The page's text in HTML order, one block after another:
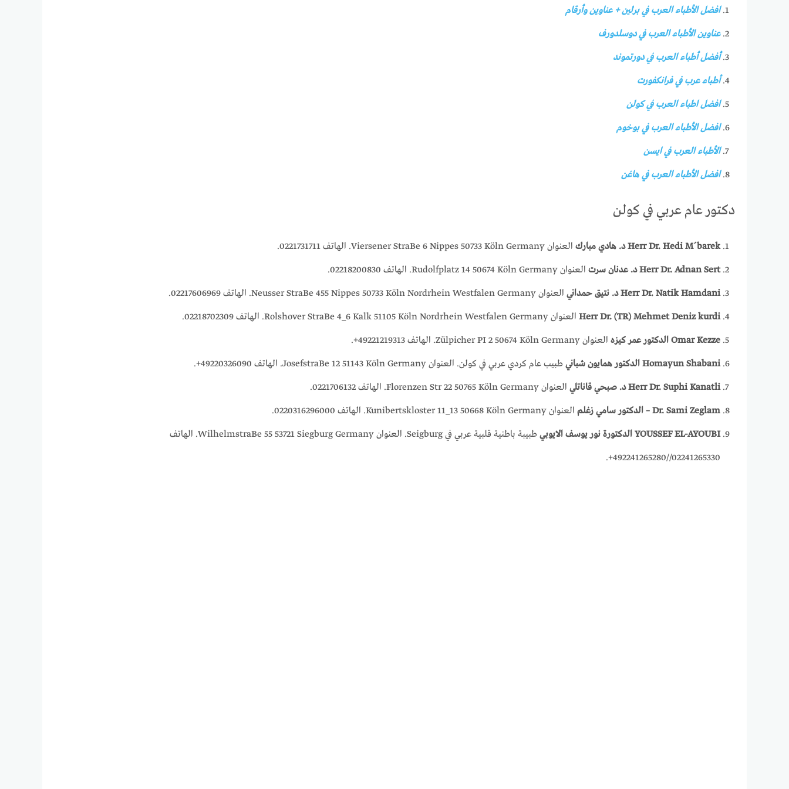
افضل الأطباء العرب في برلين + عناوين وأرقام
عناوين الأطباء العرب في دوسلدورف
أفضل أطباء العرب في دورتموند
أطباء عرب في فرانكفورت
افضل اطباء العرب في كولن
افضل الأطباء العرب في بوخوم
الأطباء العرب في ايسن
افضل الأطباء العرب في هاغن
دكتور عام عربي في كولن
Herr Dr. Hedi M´barek د. هادي مبارك
العنوان Viersener StraBe 6 Nippes 50733 Köln Germany. الهاتف 0221731711.
Herr Dr. Adnan Sert د. عدنان سرت
العنوان Rudolfplatz 14 50674 Köln Germany. الهاتف 02218200830.
Herr Dr. Natik Hamdani د. نتيق حمداني
العنوان Neusser StraBe 455 Nippes 50733 Köln Nordrhein Westfalen Germany. الهاتف 02217606969.
Herr Dr. (TR) Mehmet Deniz kurdi العنوان Rolshover StraBe 4_6 Kalk 51105 Köln Nordrhein Westfalen Germany. الهاتف 02218702309.
Omar Kezze الدكتور عمر كيزه
العنوان Zülpicher PI 2 50674 Köln Germany. الهاتف 49221219313+.
Homayun Shabani الدكتور همايون شباني
طبيب عام كردي عربي في كولن. العنوان JosefstraBe 12 51143 Köln Germany. الهاتف 49220326090+.
Herr Dr. Suphi Kanatli د. صبحي قاناتلي
العنوان Florenzen Str 22 50765 Köln Germany. الهاتف 0221706132.
Dr. Sami Zeglam – الدكتور سامي زغلم
العنوان Kunibertskloster 11_13 50668 Köln Germany. الهاتف 0220316296000.
YOUSSEF EL-AYOUBI الدكتورة نور يوسف الايوبي
طبيبة باطنية قلبية عربي في Seigburg. العنوان WilhelmstraBe 55 53721 Siegburg Germany. الهاتف
02241265330//492241265280+.